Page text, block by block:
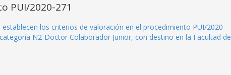
PUI/2020-271
los criterios de valoración en el procedimiento PUI/2020-
N2-Doctor Colaborador Junior, con destino en la Facultad de